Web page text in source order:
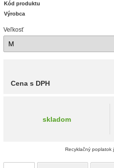
Kód produktu
Výrobca
Veľkosť
Cena s DPH
skladom
Recyklačný poplatok